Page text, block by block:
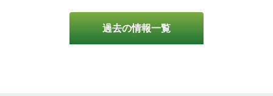
過去の情報一覧